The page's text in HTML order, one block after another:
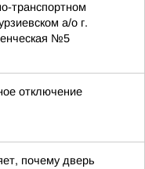
транспортном
а/о г.
№5
отключение
почему дверь